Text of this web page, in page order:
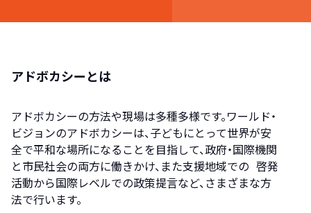
アドボカシーとは
アドボカシーの方法や現場は多種多様です。ワールド・
ビジョンのアドボカシーは、子どもにとって世界が安
全で平和な場所になることを目指して、政府・国際機関
と市民社会の両方に働きかけ、また支援地域での 啓発
活動から国際レベルでの政策提言など、さまざまな方
法で行います。